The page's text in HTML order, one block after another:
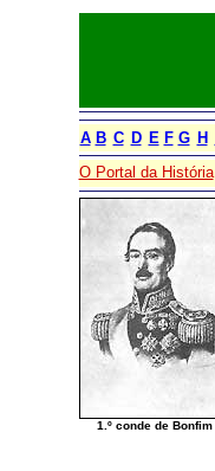
A B C D E F G H
O Portal da História
1.º conde de Bonfim